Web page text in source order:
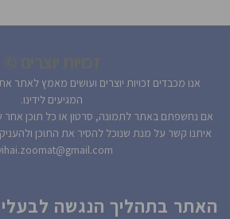
אנו מכבדים זכויות יוצרים ועושים מאמץ לאתר
המגיעים לידינו.
אם נחשפתם באתר לתמונה, סרטון או כל תוכן אחר
איתנו קשר על מנת שנוכל להסיר את התוכן
האתר בתהליך הנגשה לבעלי